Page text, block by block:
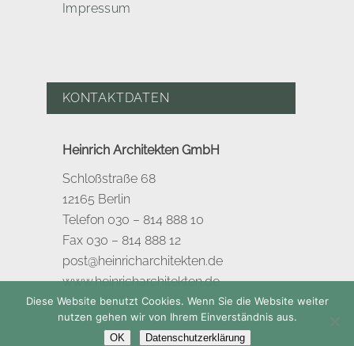
Impressum
KONTAKTDATEN
Heinrich Architekten GmbH
Schloßstraße 68
12165 Berlin
Telefon 030 – 814 888 10
Fax 030 – 814 888 12
post@heinricharchitekten.de
www.heinricharchitekten.de
Diese Website benutzt Cookies. Wenn Sie die Website weiter
nutzen gehen wir von Ihrem Einverständnis aus.
OK Datenschutzerklärung